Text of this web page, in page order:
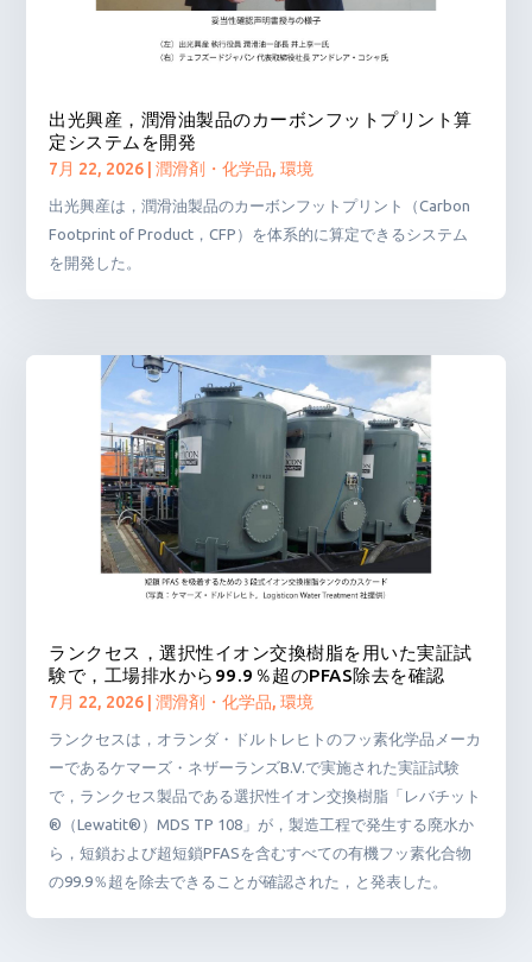
出光興産，潤滑油製品のカーボンフットプリント算
定システムを開発
7月 22, 2026 |潤滑剤・化学品,環境
出光興産は，潤滑油製品のカーボンフットプリント（Carbon
Footprint of Product，CFP）を体系的に算定できるシステム
を開発した。
ランクセス，選択性イオン交換樹脂を用いた実証試
験で，工場排水から99.9％超のPFAS除去を確認
7月 22, 2026 |潤滑剤・化学品,環境
ランクセスは，オランダ・ドルトレヒトのフッ素化学品メーカ
ーであるケマーズ・ネザーランズB.V.で実施された実証試験
で，ランクセス製品である選択性イオン交換樹脂「レバチット
®（Lewatit®）MDS TP 108」が，製造工程で発生する廃水か
ら，短鎖および超短鎖PFASを含むすべての有機フッ素化合物
の99.9％超を除去できることが確認された，と発表した。